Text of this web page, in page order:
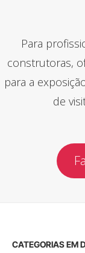
Para
construtoras,
para a
de
CATEGORIAS EM